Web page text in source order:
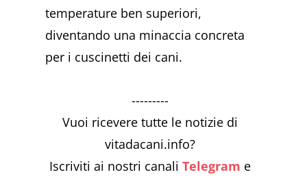
temperature ben superiori,
diventando una minaccia concreta
per i cuscinetti dei cani.
---------
Vuoi ricevere tutte le notizie di
vitadacani.info?
Iscriviti ai nostri canaliTelegram e